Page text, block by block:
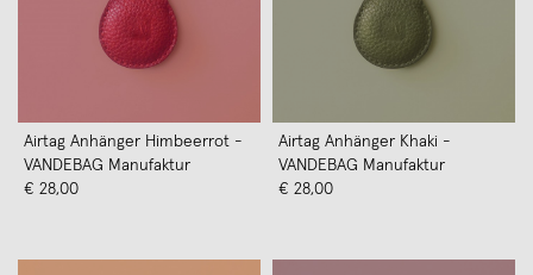
Airtag Anhänger Himbeerrot -
VANDEBAG Manufaktur
€ 28,00
Airtag Anhänger Khaki -
VANDEBAG Manufaktur
€ 28,00